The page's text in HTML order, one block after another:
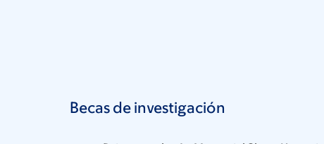
Becas de investigación